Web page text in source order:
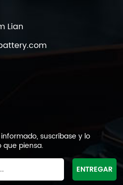
quincenales, trimestrales,
ejemplo, el mantenimiento
comprobaciones visuales
el mantenimiento anual
ciclo implica tareas
terminales, comprobar si
que la carcasa de la
determinar si es
Varios métodos
si es necesario
plomo-ácido de un
busque signos de
Verificación de voltaje:
Lian
suscríbase y lo
que piensa.